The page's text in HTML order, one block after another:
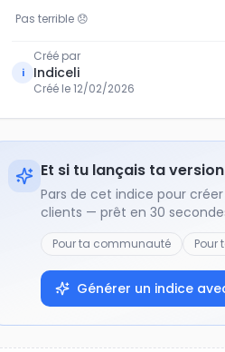
Pas terrible 😞
i
Créé par
Indiceli
Créé le12/02/2026
Et si tu lançais ta
Pars de cet indice pour
clients — prêt en 30
Pour ta communauté Pour
Générer un indice